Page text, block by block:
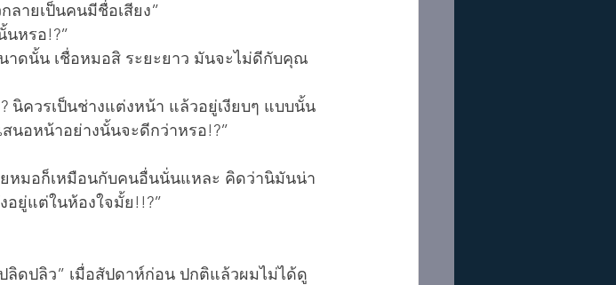
ลายเป็นคนมีชื่อเสียง”
นหรอ!?”
าดนั้น เชื่อหมอสิ ระยะยาว มันจะไม่ดีกับคุณ
นิควรเป็นช่างแต่งหน้า แล้วอยู่เงียบๆ แบบนั้น
นอหน้าอย่างนั้นจะดีกว่าหรอ!?”
หมอก็เหมือนกับคนอื่นนั่นแหละ คิดว่านิมันน่า
อยู่แต่ในห้องใจมั้ย!!?”
ลิดปลิว” เมื่อสัปดาห์ก่อน ปกติแล้วผมไม่ได้ดู